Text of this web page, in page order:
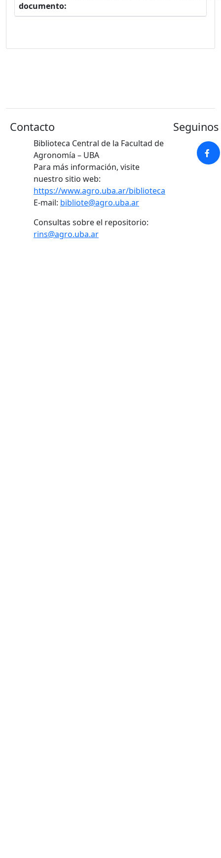
documento:
Contacto
Biblioteca Central de la Facultad de
Agronomía – UBA
Para más información, visite
nuestro sitio web:
https://www.agro.uba.ar/biblioteca
E-mail: bibliote@agro.uba.ar
Consultas sobre el repositorio:
rins@agro.uba.ar